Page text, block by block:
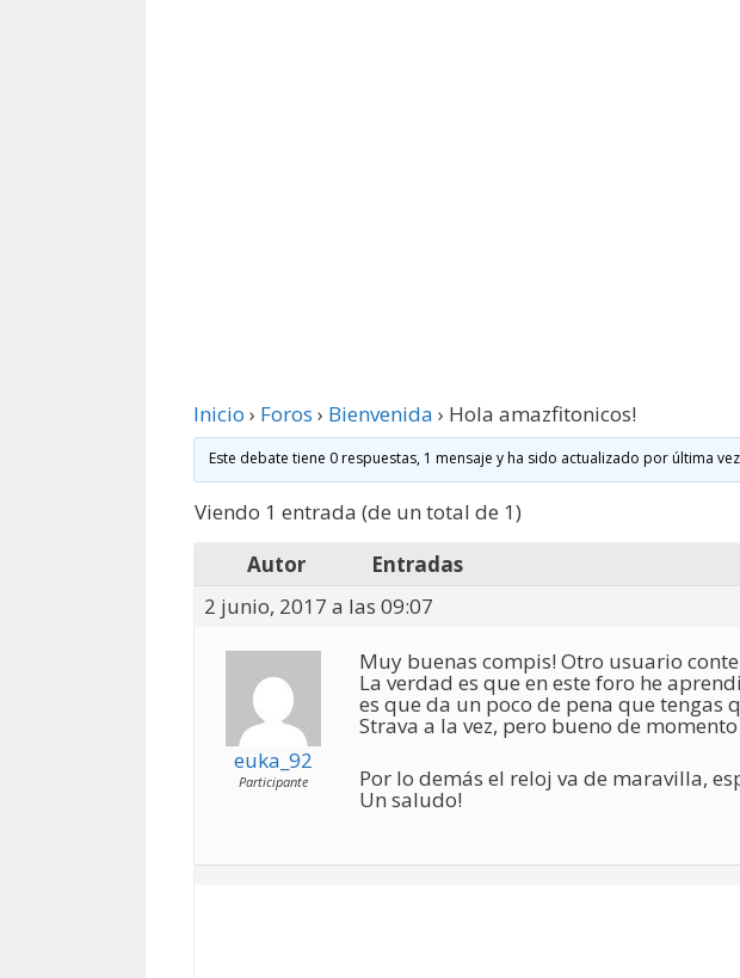
Inicio › Foros › Bienvenida › Hola amazfitonicos!
Este debate tiene 0 respuestas, 1 mensaje y ha sido actualizado por última
Viendo 1 entrada (de un total de 1)
Autor
Entradas
2 junio, 2017 a las 09:07
euka_92
Participante
Muy buenas compis! Otro usuario
La verdad es que en este foro he
es que da un poco de pena que
Strava a la vez, pero bueno de
Por lo demás el reloj va de maravilla,
Un saludo!